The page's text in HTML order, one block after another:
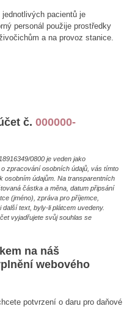
pacientů je
personál použije prostředky
a na provoz stanice.
č.000000-
0800 je veden jako
zpracování osobních údajů, vás tímto
osobním údajům. Na transparentních
částka a měna, datum připsání
(jméno), zpráva pro příjemce,
text, byly-li plátcem uvedeny.
vyjadřujete svůj souhlas se
na náš
webového
potvrzení o daru pro daňové